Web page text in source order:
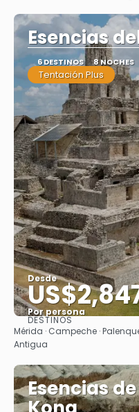
Esencias
6 DESTINOS 8 NOCHES
Tentación Plus
Desde
Por persona
DESTINOS
Mérida · Campeche ·
Antigua
Esencias